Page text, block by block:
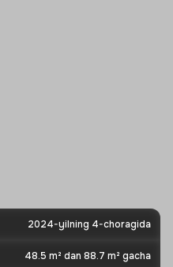
2024-yilning 4-choragida
48.5 m² dan 88.7 m² gacha